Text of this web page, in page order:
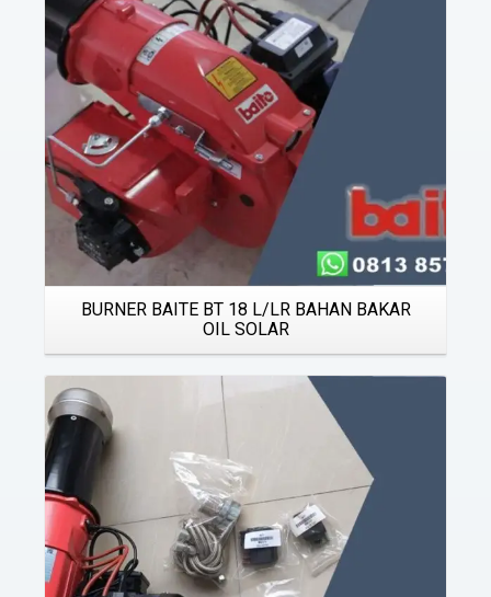
BURNER BAITE BT 18 L/LR BAHAN BAKAR
OIL SOLAR
Details